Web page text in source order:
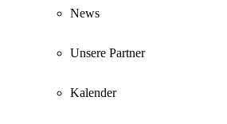
News
Unsere Partner
Kalender